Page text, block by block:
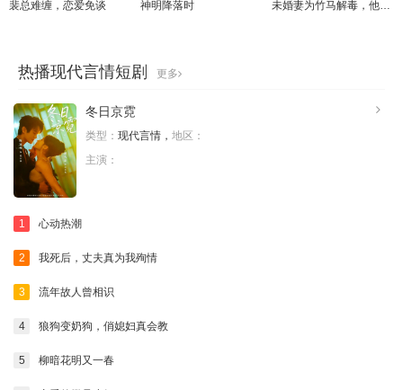
裴总难缠，恋爱免谈 神明降落时 未婚妻为竹马解毒，他撕毁婚约
热播现代言情短剧 更多
冬日京霓
类型： 现代言情， 地区：
主演：
1 心动热潮
2 我死后，丈夫真为我殉情
3 流年故人曾相识
4 狼狗变奶狗，俏媳妇真会教
5 柳暗花明又一春